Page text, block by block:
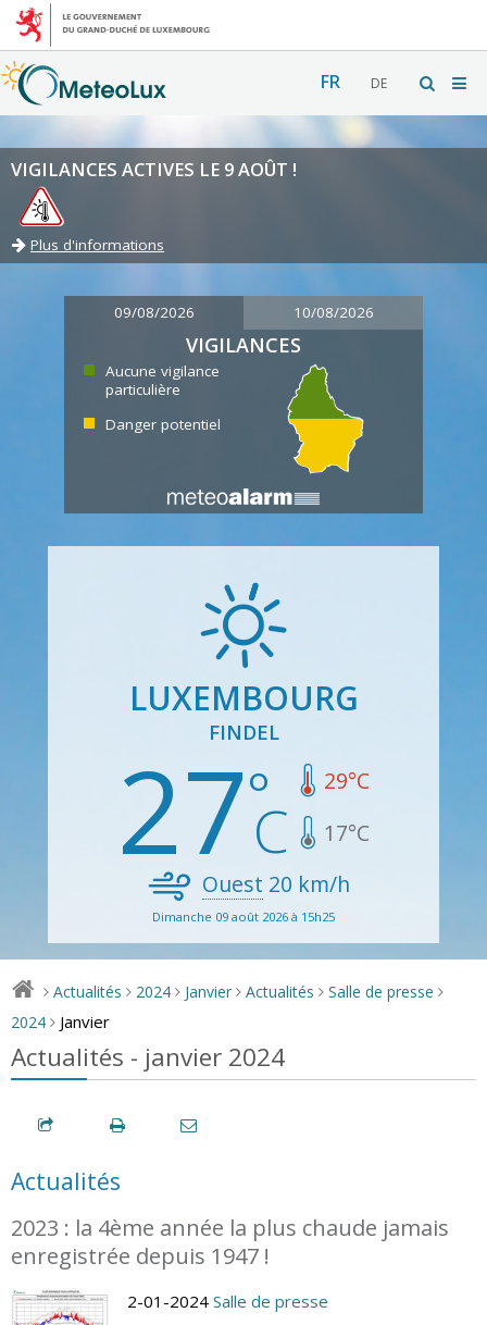
FR DE
VIGILANCES ACTIVES LE 9 AOÛT !
Plus d'informations
09/08/2026 10/08/2026
VIGILANCES
Aucune vigilance
particulière
Danger potentiel
LUXEMBOURG
FINDEL
27 29°C
17°C
Ouest 20 km/h
Dimanche 09 août 2026 à 15h25
> Actualités > 2024 > Janvier > Actualités > Salle de presse >
2024 > Janvier
Actualités - janvier 2024
Actualités
2023 : la 4ème année la plus chaude jamais
enregistrée depuis 1947 !
2-01-2024 Salle de presse